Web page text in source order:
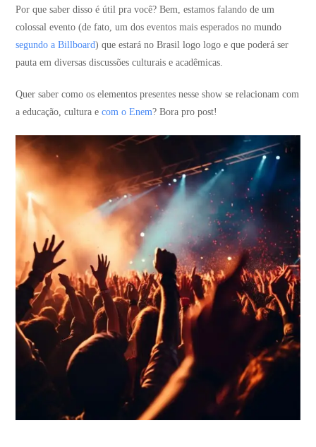
Por que saber disso é útil pra você? Bem, estamos falando de um
colossal evento (de fato, um dos eventos mais esperados no mundo
segundo a Billboard) que estará no Brasil logo logo e que poderá ser
pauta em diversas discussões culturais e acadêmicas.
Quer saber como os elementos presentes nesse show se relacionam com
a educação, cultura e com o Enem? Bora pro post!